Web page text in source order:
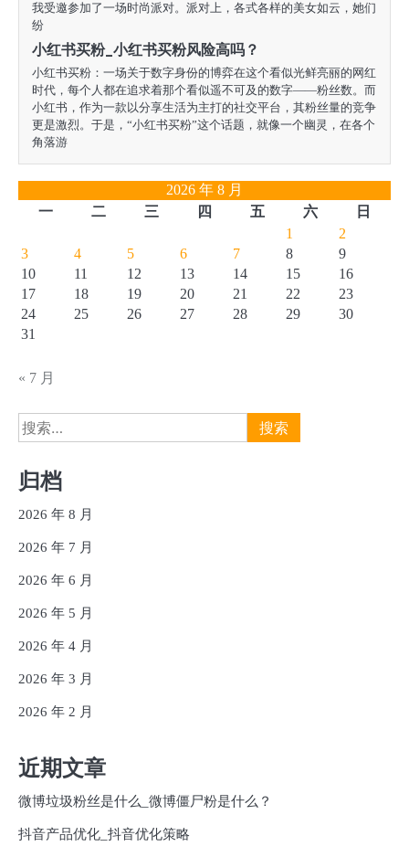
我受邀参加了一场时尚派对。派对上，各式各样的美女如云，她们
纷
小红书买粉_小红书买粉风险高吗？
小红书买粉：一场关于数字身份的博弈在这个看似光鲜亮丽的网红
时代，每个人都在追求着那个看似遥不可及的数字——粉丝数。而
小红书，作为一款以分享生活为主打的社交平台，其粉丝量的竞争
更是激烈。于是，“小红书买粉”这个话题，就像一个幽灵，在各个
角落游
2026 年 8 月
一
二 三 四 五 六
日
1
2
3
4 5 6 7 8
9
10
11 12 13 14 15
16
17
18 19 20 21 22
23
24
25 26 27 28 29
30
31
« 7 月
搜
索：
归档
2026 年 8 月
2026 年 7 月
2026 年 6 月
2026 年 5 月
2026 年 4 月
2026 年 3 月
2026 年 2 月
近期文章
微博垃圾粉丝是什么_微博僵尸粉是什么？
抖音产品优化_抖音优化策略